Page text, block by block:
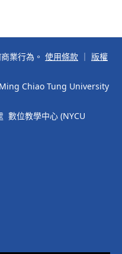
業行為。 使用條款
版權
Chiao Tung University
數位教學中心 (NYCU